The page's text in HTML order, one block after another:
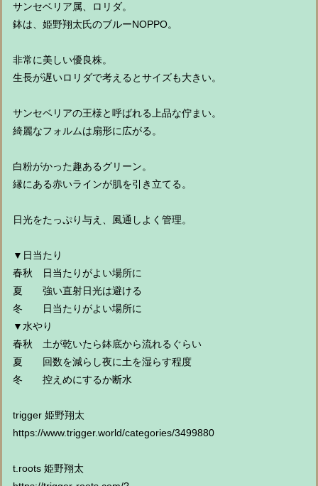
サンセベリア属、ロリダ。
鉢は、姫野翔太氏のブルーNOPPO。
非常に美しい優良株。
生長が遅いロリダで考えるとサイズも大きい。
サンセベリアの王様と呼ばれる上品な佇まい。
綺麗なフォルムは扇形に広がる。
白粉がかった趣あるグリーン。
縁にある赤いラインが肌を引き立てる。
日光をたっぷり与え、風通しよく管理。
▼日当たり
春秋 日当たりがよい場所に
夏 強い直射日光は避ける
冬 日当たりがよい場所に
▼水やり
春秋 土が乾いたら鉢底から流れるぐらい
夏 回数を減らし夜に土を湿らす程度
冬 控えめにするか断水
trigger 姫野翔太
https://www.trigger.world/categories/3499880
t.roots 姫野翔太